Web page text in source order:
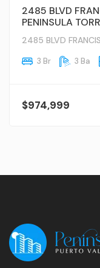
2485 BLVD
PENINSULA
3 Br 3 Ba
$974,999